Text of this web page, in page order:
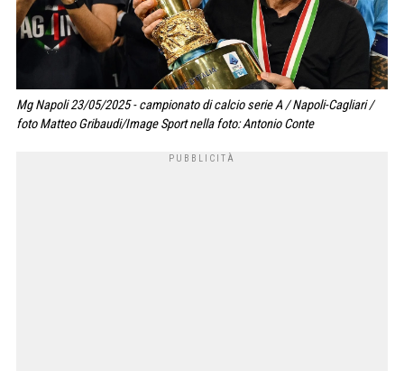
Mg Napoli 23/05/2025 - campionato di calcio serie A / Napoli-Cagliari /
foto Matteo Gribaudi/Image Sport nella foto: Antonio Conte